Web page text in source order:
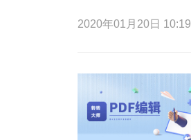
2020年01月20日 10:19